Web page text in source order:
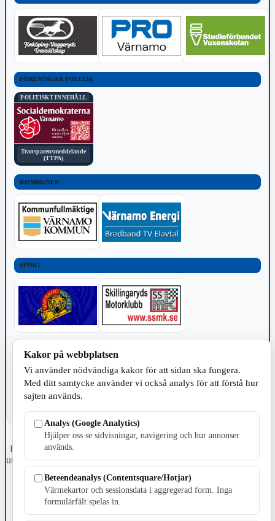
FÖRENINGAR POLITIK
POLITISKT INNEHÅLL
Transparensmeddelande
(TTPA)
KOMMUNEN
SPORT
Fristående webbtidningsföretag grundat 1991 som sedan 2002 ger
ut tidningen Skillingaryd.nu och 2010 lanserades Värnamo.nu. Från
april 2026 omfattar Skillingaryd.nu tre kommuner: Gnosjö,
Värnamo och Vaggeryds kommun.
Kontakta oss
E-post: redaktionen@skillingaryd.nu
Kakor på webbplatsen
Vi använder nödvändiga kakor för att sidan ska fungera.
Med ditt samtycke använder vi också analys för att förstå hur
sajten används.
Analys (Google Analytics)
Hjälper oss se sidvisningar, navigering och hur annonser
används.
Beteendeanalys (Contentsquare/Hotjar)
Värmekartor och sessionsdata i aggregerad form. Inga
formulärfält spelas in.